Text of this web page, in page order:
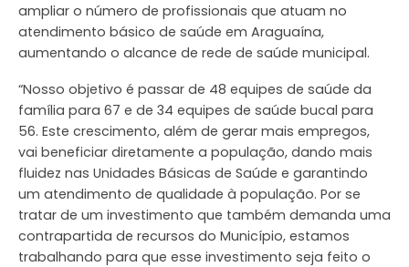
ampliar o número de profissionais que atuam no
atendimento básico de saúde em Araguaína,
aumentando o alcance de rede de saúde municipal.
“Nosso objetivo é passar de 48 equipes de saúde da
família para 67 e de 34 equipes de saúde bucal para
56. Este crescimento, além de gerar mais empregos,
vai beneficiar diretamente a população, dando mais
fluidez nas Unidades Básicas de Saúde e garantindo
um atendimento de qualidade à população. Por se
tratar de um investimento que também demanda uma
contrapartida de recursos do Município, estamos
trabalhando para que esse investimento seja feito o